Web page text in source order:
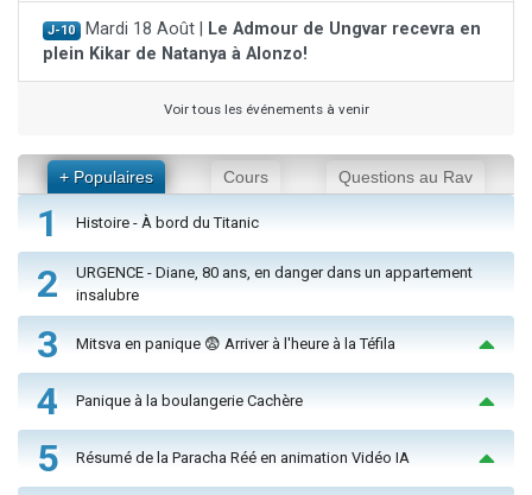
J-10 Mardi 18 Août |
Le Admour de Ungvar recevra en
plein Kikar de Natanya à Alonzo!
Voir tous les événements à venir
+ Populaires Cours Questions au Rav
1 Histoire - À bord du Titanic
2
URGENCE - Diane, 80 ans, en danger dans un appartement
insalubre
3 Mitsva en panique 😨 Arriver à l'heure à la Téfila
4 Panique à la boulangerie Cachère
5 Résumé de la Paracha Réé en animation Vidéo IA